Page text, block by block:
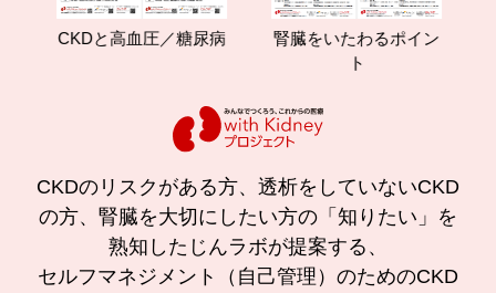
CKDと高血圧／糖尿病
腎臓をいたわるポイン
CKDのリスクがある方、透析をしていないCKD
の方、腎臓を大切にしたい方の「知りたい」を
熟知したじんラボが提案する、
セルフマネジメント（自己管理）のためのCKD